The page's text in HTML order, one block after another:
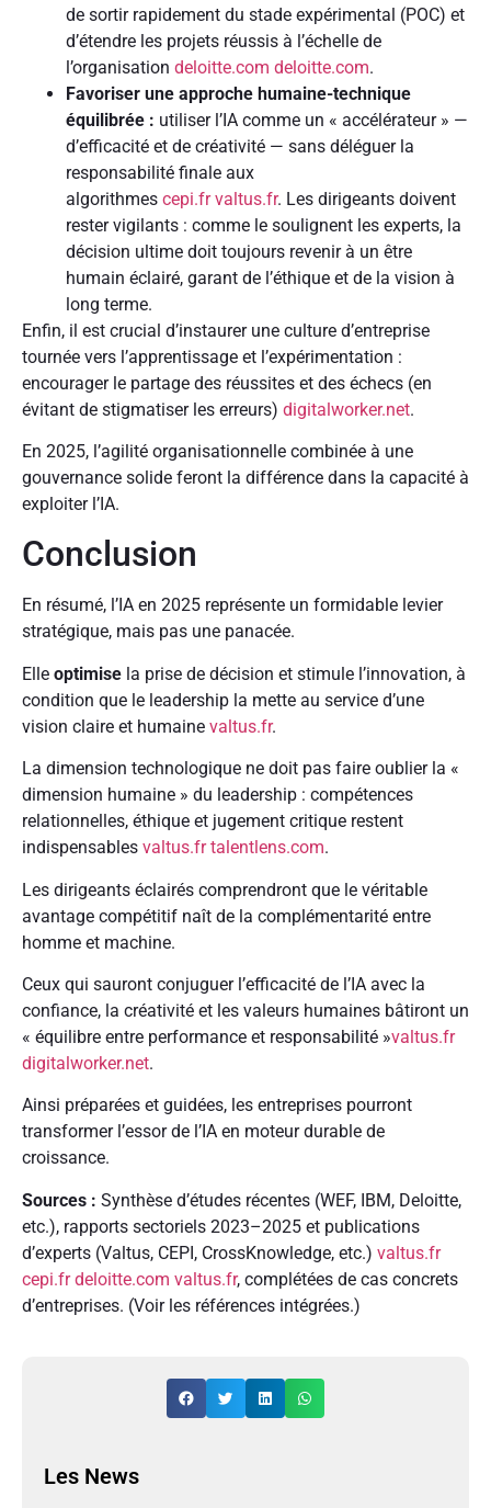
de sortir rapidement du stade expérimental (POC) et
d’étendre les projets réussis à l’échelle de
l’organisation deloitte.com deloitte.com.
Favoriser une approche humaine-technique
équilibrée : utiliser l’IA comme un « accélérateur » —
d’efficacité et de créativité — sans déléguer la
responsabilité finale aux
algorithmes cepi.fr valtus.fr. Les dirigeants doivent
rester vigilants : comme le soulignent les experts, la
décision ultime doit toujours revenir à un être
humain éclairé, garant de l’éthique et de la vision à
long terme.
Enfin, il est crucial d’instaurer une culture d’entreprise
tournée vers l’apprentissage et l’expérimentation :
encourager le partage des réussites et des échecs (en
évitant de stigmatiser les erreurs) digitalworker.net.
En 2025, l’agilité organisationnelle combinée à une
gouvernance solide feront la différence dans la capacité à
exploiter l’IA.
Conclusion
En résumé, l’IA en 2025 représente un formidable levier
stratégique, mais pas une panacée.
Elle optimise la prise de décision et stimule l’innovation, à
condition que le leadership la mette au service d’une
vision claire et humaine valtus.fr.
La dimension technologique ne doit pas faire oublier la «
dimension humaine » du leadership : compétences
relationnelles, éthique et jugement critique restent
indispensables valtus.fr talentlens.com.
Les dirigeants éclairés comprendront que le véritable
avantage compétitif naît de la complémentarité entre
homme et machine.
Ceux qui sauront conjuguer l’efficacité de l’IA avec la
confiance, la créativité et les valeurs humaines bâtiront un
« équilibre entre performance et responsabilité »valtus.fr
digitalworker.net.
Ainsi préparées et guidées, les entreprises pourront
transformer l’essor de l’IA en moteur durable de
croissance.
Sources : Synthèse d’études récentes (WEF, IBM, Deloitte,
etc.), rapports sectoriels 2023–2025 et publications
d’experts (Valtus, CEPI, CrossKnowledge, etc.) valtus.fr
cepi.fr deloitte.com valtus.fr, complétées de cas concrets
d’entreprises. (Voir les références intégrées.)
Les News